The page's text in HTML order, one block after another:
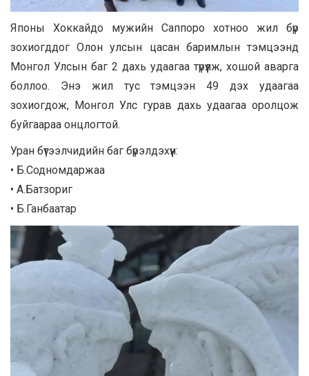
Японы Хоккайдо мужийн Саппоро хотноо жил бүр
зохиогддог Олон улсын цасан баримлын тэмцээнд
Монгол Улсын баг 2 дахь удаагаа түрүүлж, хошой аварга
боллоо. Энэ жил тус тэмцээн 49 дэх удаагаа
зохиогдож, Монгол Улс гурав дахь удаагаа оролцож
буйгаараа онцлогтой.
Уран бүтээлчидийн баг бүрэлдэхүүн:
• Б.Содномдаржаа
• А.Батзориг
• Б.Ганбаатар